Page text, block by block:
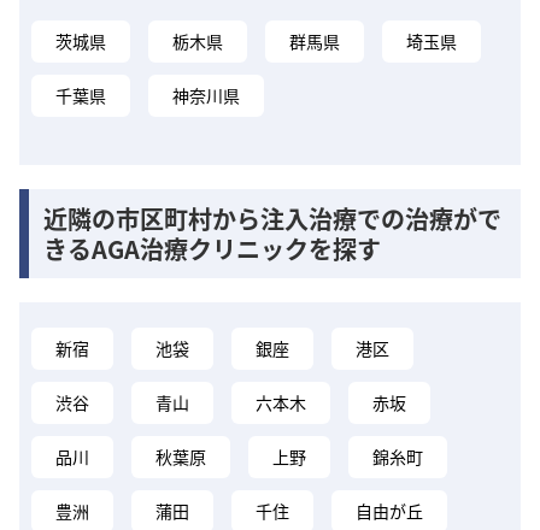
茨城県 栃木県 群馬県 埼玉県
千葉県 神奈川県
近隣の市区町村から注入治療での治療がで
きるAGA治療クリニックを探す
新宿 池袋 銀座 港区
渋谷 青山 六本木 赤坂
品川 秋葉原 上野 錦糸町
豊洲 蒲田 千住 自由が丘